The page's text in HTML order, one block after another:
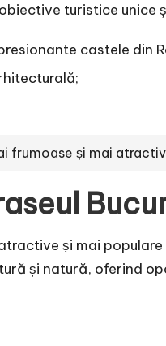
turistice unice
castele din
frumoase și mai
și mai
și natură, oferind